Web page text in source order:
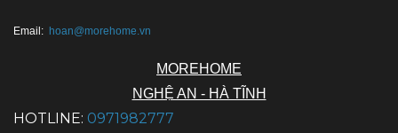
Email: hoan@morehome.vn
MOREHOME
NGHỆ AN - HÀ TĨNH
HOTLINE: 0971982777